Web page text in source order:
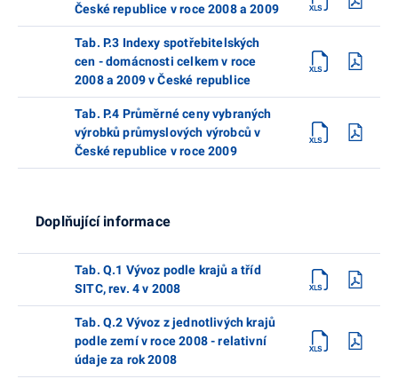
České republice v roce 2008 a 2009
Tab. P.3 Indexy spotřebitelských
cen - domácnosti celkem v roce
2008 a 2009 v České republice
Tab. P.4 Průměrné ceny vybraných
výrobků průmyslových výrobců v
České republice v roce 2009
Doplňující informace
Tab. Q.1 Vývoz podle krajů a tříd
SITC, rev. 4 v 2008
Tab. Q.2 Vývoz z jednotlivých krajů
podle zemí v roce 2008 - relativní
údaje za rok 2008